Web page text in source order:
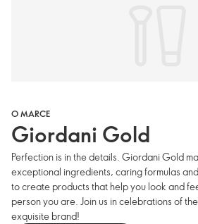
O MARCE
Giordani Gold
Perfection is in the details. Giordani Gold
exceptional ingredients, caring formulas
to create products that help you look and
person you are. Join us in celebrations of
exquisite brand!